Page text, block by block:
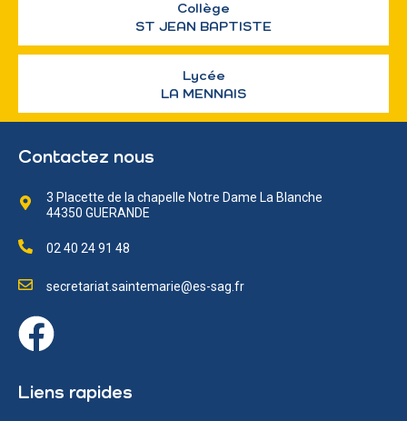
Collège
ST JEAN BAPTISTE
Lycée
LA MENNAIS
Contactez nous
3 Placette de la chapelle Notre Dame La Blanche
44350 GUERANDE
02 40 24 91 48
secretariat.saintemarie@es-sag.fr
Liens rapides